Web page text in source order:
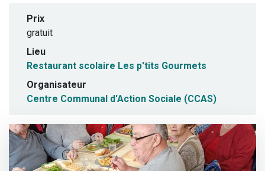
Prix
gratuit
Lieu
Restaurant scolaire Les p'tits Gourmets
Organisateur
Centre Communal d'Action Sociale (CCAS)